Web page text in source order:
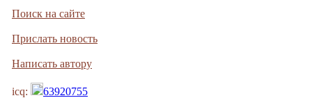
Поиск на сайте
Прислать новость
Написать автору
icq: 63920755